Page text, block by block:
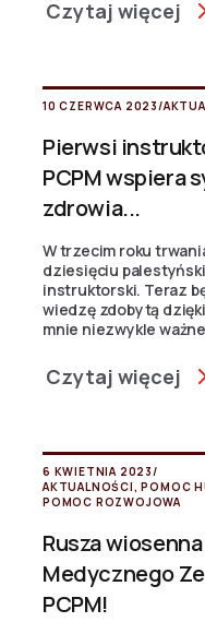
Czytaj więcej
10 CZERWCA 2023 /
Pierwsi
PCPM wspiera
zdrowia...
W trzecim roku
dziesięciu
instruktorski. Teraz
wiedzę zdobytą dzięki
mnie niezwykle
Czytaj więcej
6 KWIETNIA 2023 /
AKTUALNOŚCI ,POMOC
POMOC ROZWOJOWA
Rusza
Medycznego
PCPM!